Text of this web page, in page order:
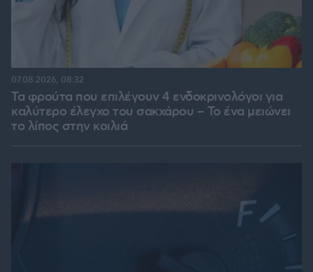
Τα φρούτα που επιλέγουν 4 ενδοκρινολόγοι για
καλύτερο έλεγχο του σακχάρου – Το ένα μειώνει
το λίπος στην κοιλιά
07.08.2026, 08:32